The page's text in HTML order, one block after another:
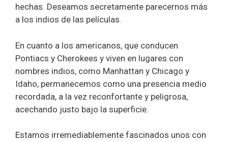
hechas. Deseamos secretamente parecernos más
a los indios de las películas.
En cuanto a los americanos, que conducen
Pontiacs y Cherokees y viven en lugares con
nombres indios, como Manhattan y Chicago y
Idaho, permanecemos como una presencia medio
recordada, a la vez reconfortante y peligrosa,
acechando justo bajo la superficie.
Estamos irremediablemente fascinados unos con